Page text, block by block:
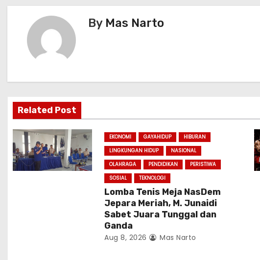
s
i
g
a
t
By Mas Narto
Related Post
EKONOMI GAYAHIDUP
HIBURAN
LINGKUNGAN HIDUP
NASIONAL
OLAHRAGA
PENDIDIKAN
PERISTIWA
SOSIAL
TEKNOLOGI
Lomba Tenis Meja NasDem
Jepara Meriah, M. Junaidi
Sabet Juara Tunggal dan
Ganda
Aug 8, 2026 Mas Narto